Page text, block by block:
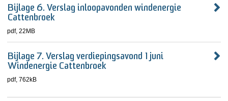
Bijlage 6. Verslag inloopavonden windenergie
Cattenbroek
pdf, 22MB
Bijlage 7. Verslag verdiepingsavond 1 juni
Windenergie Cattenbroek
pdf, 762kB